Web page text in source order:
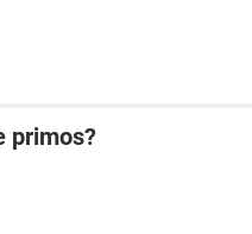
primos?